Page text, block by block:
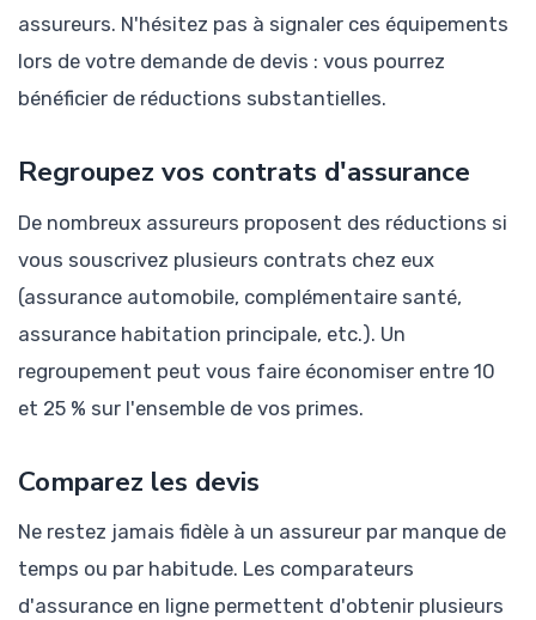
assureurs. N'hésitez pas à signaler ces équipements
lors de votre demande de devis : vous pourrez
bénéficier de réductions substantielles.
Regroupez vos contrats d'assurance
De nombreux assureurs proposent des réductions si
vous souscrivez plusieurs contrats chez eux
(assurance automobile, complémentaire santé,
assurance habitation principale, etc.). Un
regroupement peut vous faire économiser entre 10
et 25 % sur l'ensemble de vos primes.
Comparez les devis
Ne restez jamais fidèle à un assureur par manque de
temps ou par habitude. Les comparateurs
d'assurance en ligne permettent d'obtenir plusieurs